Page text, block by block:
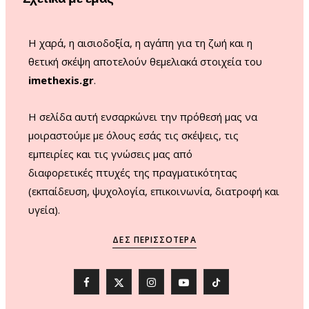
Η χαρά, η αισιοδοξία, η αγάπη για τη ζωή και η
θετική σκέψη αποτελούν θεμελιακά στοιχεία του
imethexis.gr.
H σελίδα αυτή ενσαρκώνει την πρόθεσή μας να
μοιραστούμε με όλους εσάς τις σκέψεις, τις
εμπειρίες και τις γνώσεις μας από
διαφορετικές πτυχές της πραγματικότητας
(εκπαίδευση, ψυχολογία, επικοινωνία, διατροφή και
υγεία).
ΔΕΣ ΠΕΡΙΣΣΌΤΕΡΑ
F
X
I
Y
T